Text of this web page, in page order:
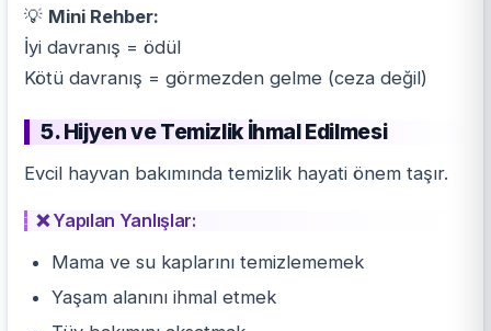
💡 Mini Rehber:
İyi davranış = ödül
Kötü davranış = görmezden gelme (ceza değil)
5. Hijyen ve Temizlik İhmal Edilmesi
Evcil hayvan bakımında temizlik hayati önem taşır.
❌ Yapılan Yanlışlar:
Mama ve su kaplarını temizlememek
Yaşam alanını ihmal etmek